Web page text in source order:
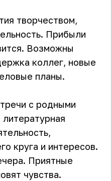
творчеством,
Прибыли
Возможны
коллег, новые
планы.
с родными
круга и интересов.
Приятные
чувства.